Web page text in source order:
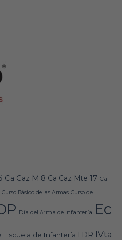
Ca Caz M 8 Ca Caz Mte 17 Ca
Curso Básico de las Armas Curso de
Día del Arma de Infantería Ec
Escuela de Infantería FDR IVta